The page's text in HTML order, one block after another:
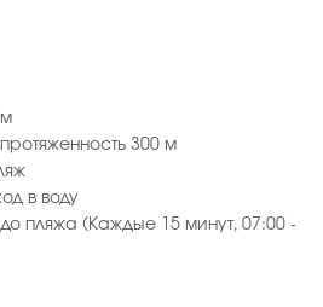
300 м
в воду
пляжа (Каждые 15 минут, 07:00 -